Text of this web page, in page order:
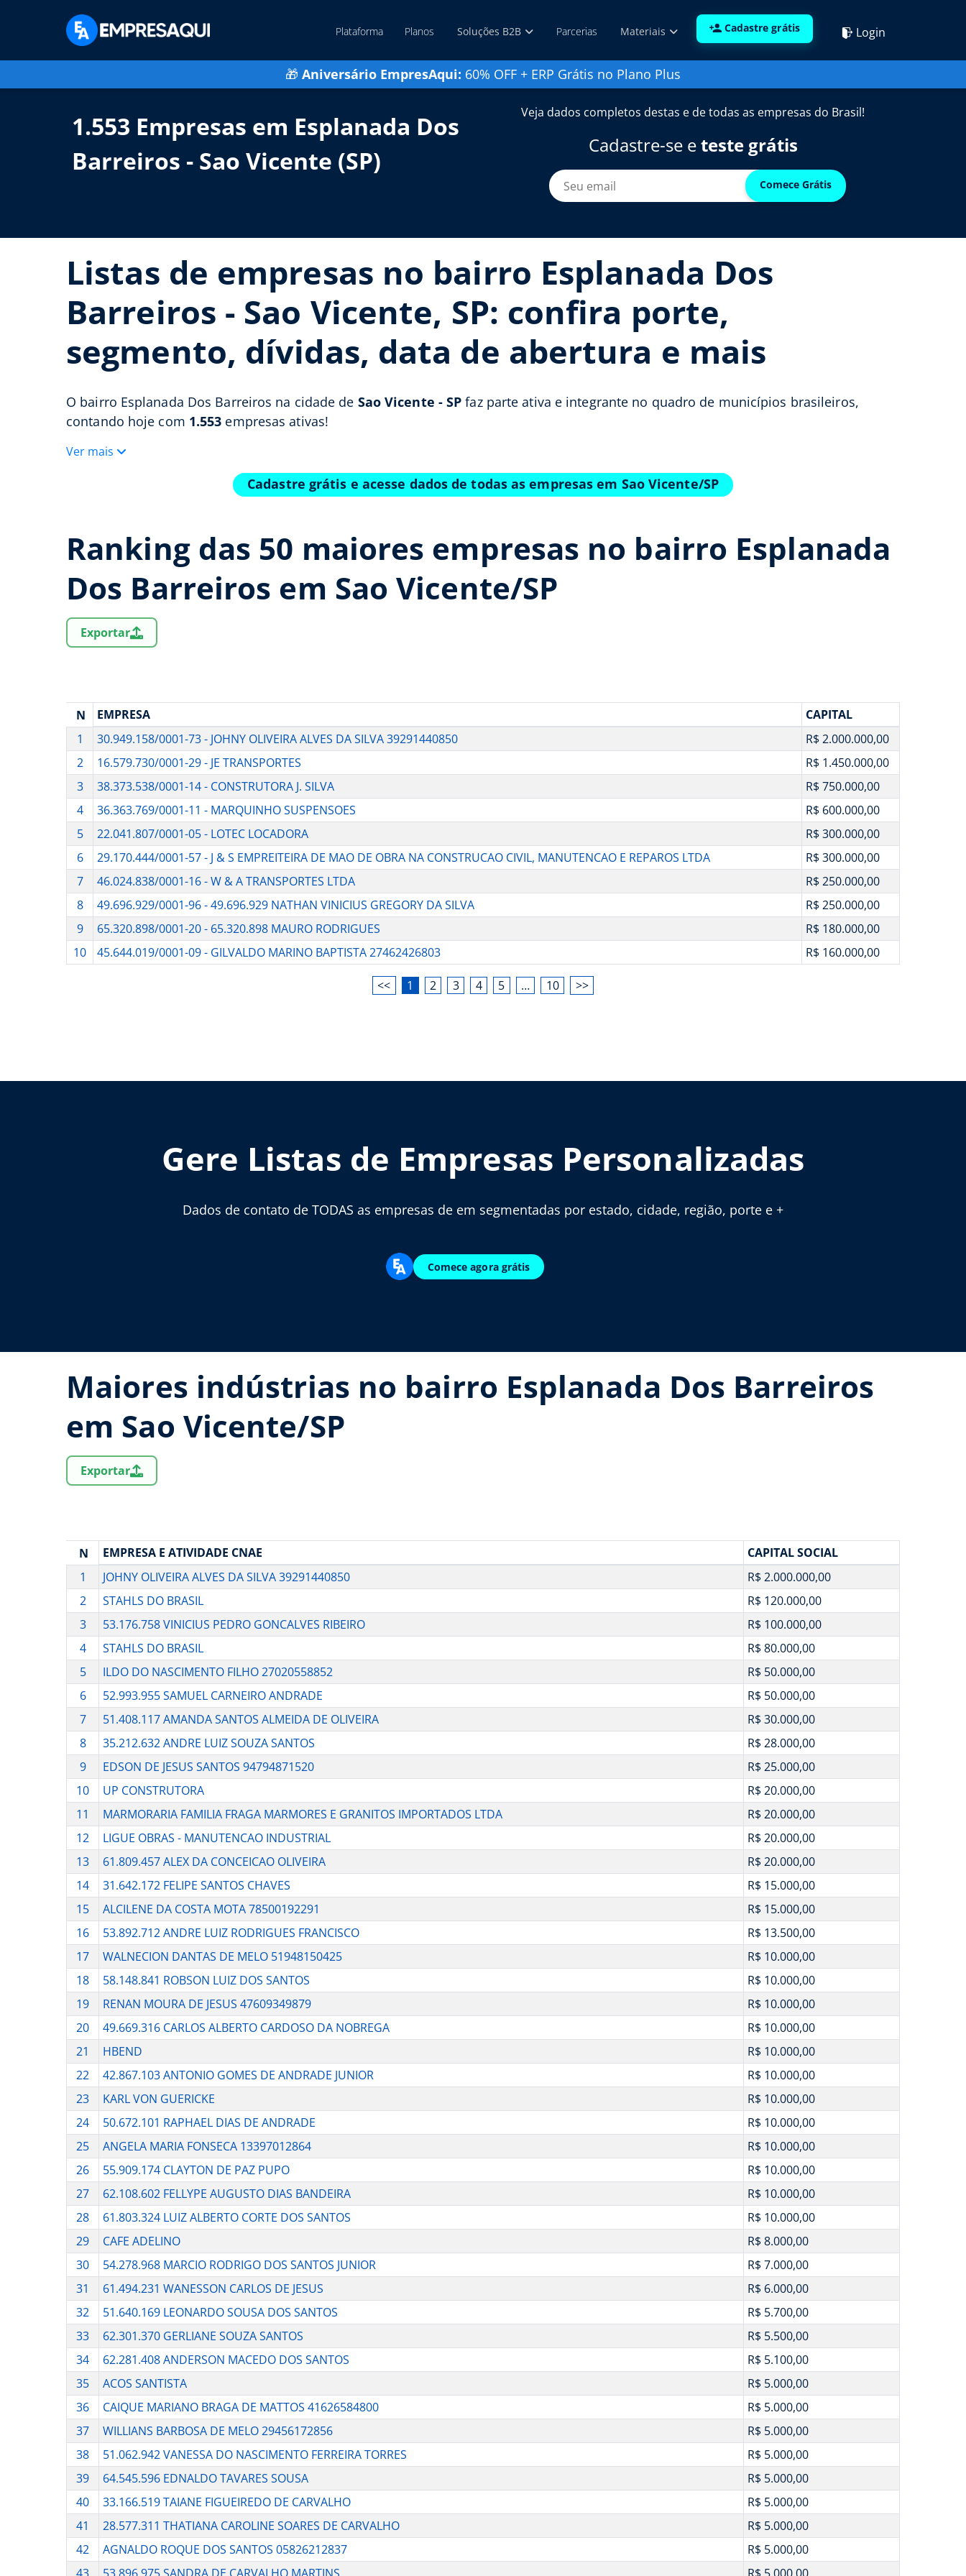
Plataforma Planos Soluções B2B Parcerias Materiais Cadastre grátis Login
🎁 Aniversário EmpresAqui: 60% OFF + ERP Grátis no Plano Plus
1.553 Empresas em Esplanada Dos
Barreiros - Sao Vicente (SP)
Veja dados completos destas e de todas as empresas do Brasil!
Cadastre-se eteste grátis
Comece Grátis
Listas de empresas no bairro Esplanada Dos
Barreiros - Sao Vicente, SP: confira porte,
segmento, dívidas, data de abertura e mais
O bairro Esplanada Dos Barreiros na cidade de Sao Vicente - SP faz parte ativa e integrante no quadro de municípios brasileiros,
contando hoje com 1.553 empresas ativas!
Ver mais
Cadastre grátis e acesse dados de todas as empresas em Sao Vicente/SP
Ranking das 50 maiores empresas no bairro Esplanada
Dos Barreiros em Sao Vicente/SP
Exportar
N EMPRESA
CAPITAL
1
30.949.158/0001-73 - JOHNY OLIVEIRA ALVES DA SILVA 39291440850
R$ 2.000.000,00
2
16.579.730/0001-29 - JE TRANSPORTES
R$ 1.450.000,00
3
38.373.538/0001-14 - CONSTRUTORA J. SILVA
R$ 750.000,00
4
36.363.769/0001-11 - MARQUINHO SUSPENSOES
R$ 600.000,00
5
22.041.807/0001-05 - LOTEC LOCADORA
R$ 300.000,00
6
29.170.444/0001-57 - J & S EMPREITEIRA DE MAO DE OBRA NA CONSTRUCAO CIVIL, MANUTENCAO E REPAROS LTDA
R$ 300.000,00
7
46.024.838/0001-16 - W & A TRANSPORTES LTDA
R$ 250.000,00
8
49.696.929/0001-96 - 49.696.929 NATHAN VINICIUS GREGORY DA SILVA
R$ 250.000,00
9
65.320.898/0001-20 - 65.320.898 MAURO RODRIGUES
R$ 180.000,00
10
45.644.019/0001-09 - GILVALDO MARINO BAPTISTA 27462426803 R$ 160.000,00
<< 1 2 3 4 5 … 10 >>
Gere Listas de Empresas Personalizadas
Dados de contato de TODAS as empresas de em segmentadas por estado, cidade, região, porte e +
Comece agora grátis
Maiores indústrias no bairro Esplanada Dos Barreiros
em Sao Vicente/SP
Exportar
N EMPRESA E ATIVIDADE CNAE
CAPITAL SOCIAL
1
JOHNY OLIVEIRA ALVES DA SILVA 39291440850
R$ 2.000.000,00
2
STAHLS DO BRASIL
R$ 120.000,00
3
53.176.758 VINICIUS PEDRO GONCALVES RIBEIRO
R$ 100.000,00
4
STAHLS DO BRASIL
R$ 80.000,00
5
ILDO DO NASCIMENTO FILHO 27020558852
R$ 50.000,00
6
52.993.955 SAMUEL CARNEIRO ANDRADE
R$ 50.000,00
7
51.408.117 AMANDA SANTOS ALMEIDA DE OLIVEIRA
R$ 30.000,00
8
35.212.632 ANDRE LUIZ SOUZA SANTOS
R$ 28.000,00
9
EDSON DE JESUS SANTOS 94794871520
R$ 25.000,00
10
UP CONSTRUTORA
R$ 20.000,00
11
MARMORARIA FAMILIA FRAGA MARMORES E GRANITOS IMPORTADOS LTDA
R$ 20.000,00
12
LIGUE OBRAS - MANUTENCAO INDUSTRIAL
R$ 20.000,00
13
61.809.457 ALEX DA CONCEICAO OLIVEIRA
R$ 20.000,00
14
31.642.172 FELIPE SANTOS CHAVES
R$ 15.000,00
15
ALCILENE DA COSTA MOTA 78500192291
R$ 15.000,00
16
53.892.712 ANDRE LUIZ RODRIGUES FRANCISCO
R$ 13.500,00
17
WALNECION DANTAS DE MELO 51948150425
R$ 10.000,00
18
58.148.841 ROBSON LUIZ DOS SANTOS
R$ 10.000,00
19
RENAN MOURA DE JESUS 47609349879
R$ 10.000,00
20
49.669.316 CARLOS ALBERTO CARDOSO DA NOBREGA
R$ 10.000,00
21
HBEND
R$ 10.000,00
22
42.867.103 ANTONIO GOMES DE ANDRADE JUNIOR
R$ 10.000,00
23
KARL VON GUERICKE
R$ 10.000,00
24
50.672.101 RAPHAEL DIAS DE ANDRADE
R$ 10.000,00
25
ANGELA MARIA FONSECA 13397012864
R$ 10.000,00
26
55.909.174 CLAYTON DE PAZ PUPO
R$ 10.000,00
27
62.108.602 FELLYPE AUGUSTO DIAS BANDEIRA
R$ 10.000,00
28
61.803.324 LUIZ ALBERTO CORTE DOS SANTOS
R$ 10.000,00
29
CAFE ADELINO
R$ 8.000,00
30
54.278.968 MARCIO RODRIGO DOS SANTOS JUNIOR
R$ 7.000,00
31
61.494.231 WANESSON CARLOS DE JESUS
R$ 6.000,00
32
51.640.169 LEONARDO SOUSA DOS SANTOS
R$ 5.700,00
33
62.301.370 GERLIANE SOUZA SANTOS
R$ 5.500,00
34
62.281.408 ANDERSON MACEDO DOS SANTOS
R$ 5.100,00
35
ACOS SANTISTA
R$ 5.000,00
36
CAIQUE MARIANO BRAGA DE MATTOS 41626584800
R$ 5.000,00
37
WILLIANS BARBOSA DE MELO 29456172856
R$ 5.000,00
38
51.062.942 VANESSA DO NASCIMENTO FERREIRA TORRES
R$ 5.000,00
39
64.545.596 EDNALDO TAVARES SOUSA
R$ 5.000,00
40
33.166.519 TAIANE FIGUEIREDO DE CARVALHO
R$ 5.000,00
41
28.577.311 THATIANA CAROLINE SOARES DE CARVALHO
R$ 5.000,00
42
AGNALDO ROQUE DOS SANTOS 05826212837
R$ 5.000,00